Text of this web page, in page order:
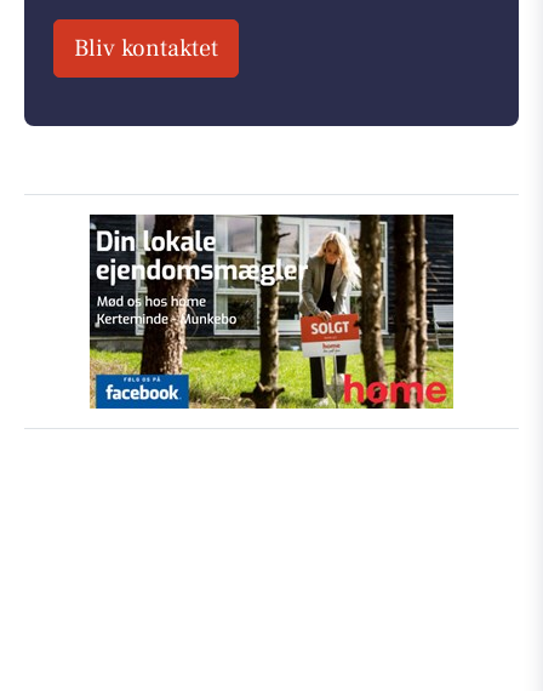
Bliv kontaktet